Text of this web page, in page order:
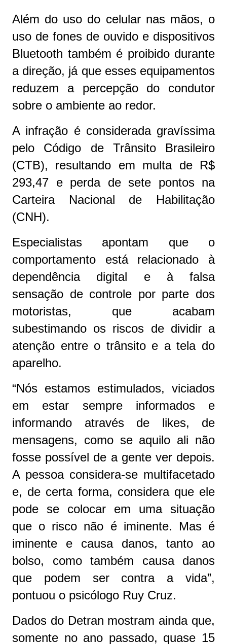
Além do uso do celular nas mãos, o
uso de fones de ouvido e dispositivos
Bluetooth também é proibido durante
a direção, já que esses equipamentos
reduzem a percepção do condutor
sobre o ambiente ao redor.
A infração é considerada gravíssima
pelo Código de Trânsito Brasileiro
(CTB), resultando em multa de R$
293,47 e perda de sete pontos na
Carteira Nacional de Habilitação
(CNH).
Especialistas apontam que o
comportamento está relacionado à
dependência digital e à falsa
sensação de controle por parte dos
motoristas, que acabam
subestimando os riscos de dividir a
atenção entre o trânsito e a tela do
aparelho.
“Nós estamos estimulados, viciados
em estar sempre informados e
informando através de likes, de
mensagens, como se aquilo ali não
fosse possível de a gente ver depois.
A pessoa considera-se multifacetado
e, de certa forma, considera que ele
pode se colocar em uma situação
que o risco não é iminente. Mas é
iminente e causa danos, tanto ao
bolso, como também causa danos
que podem ser contra a vida”,
pontuou o psicólogo Ruy Cruz.
Dados do Detran mostram ainda que,
somente no ano passado, quase 15